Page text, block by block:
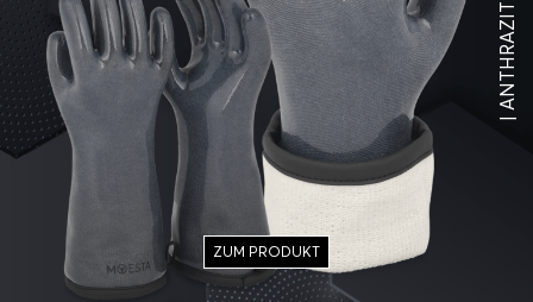
ZUM PRODUKT
| ANTHRAZIT